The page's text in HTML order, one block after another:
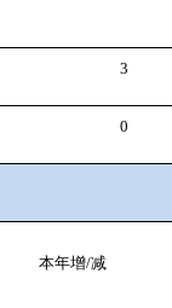
3
0
本年增/减